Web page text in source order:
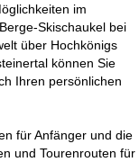
im
Skischaukel bei
über Hochkönigs
können Sie
Ihren persönlichen
für Anfänger und die
und Tourenrouten für